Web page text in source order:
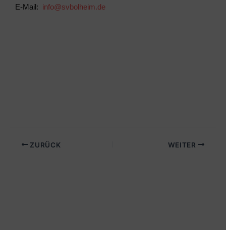
E-Mail: info@svbolheim.de
ZURÜCK WEITER